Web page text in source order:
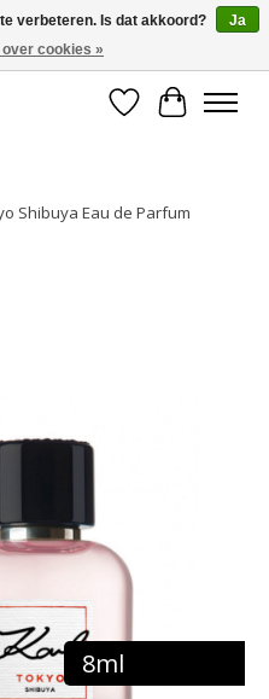
opzegbaar
Verlanglijst
Shibuya Eau de Parfum
8ml
verbeteren. Is dat akkoord?
Ja
over cookies »